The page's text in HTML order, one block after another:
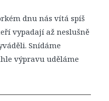
dnu nás vítá spíš
vypadají až neslušně
Snídáme
výpravu uděláme